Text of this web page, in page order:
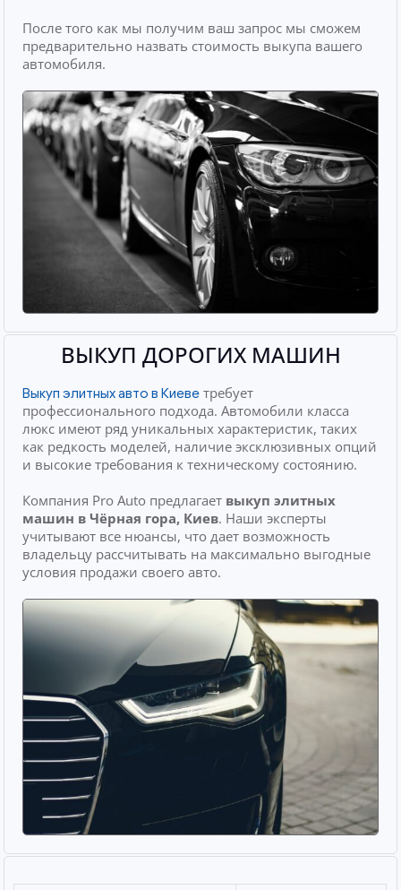
После того как мы получим ваш запрос мы сможем
предварительно назвать стоимость выкупа вашего
автомобиля.
ВЫКУП ДОРОГИХ МАШИН
Выкуп элитных авто в Киеве требует
профессионального подхода. Автомобили класса
люкс имеют ряд уникальных характеристик, таких
как редкость моделей, наличие эксклюзивных опций
и высокие требования к техническому состоянию.
Компания Pro Auto предлагает выкуп элитных
машин в Чёрная гора, Киев. Наши эксперты
учитывают все нюансы, что дает возможность
владельцу рассчитывать на максимально выгодные
условия продажи своего авто.